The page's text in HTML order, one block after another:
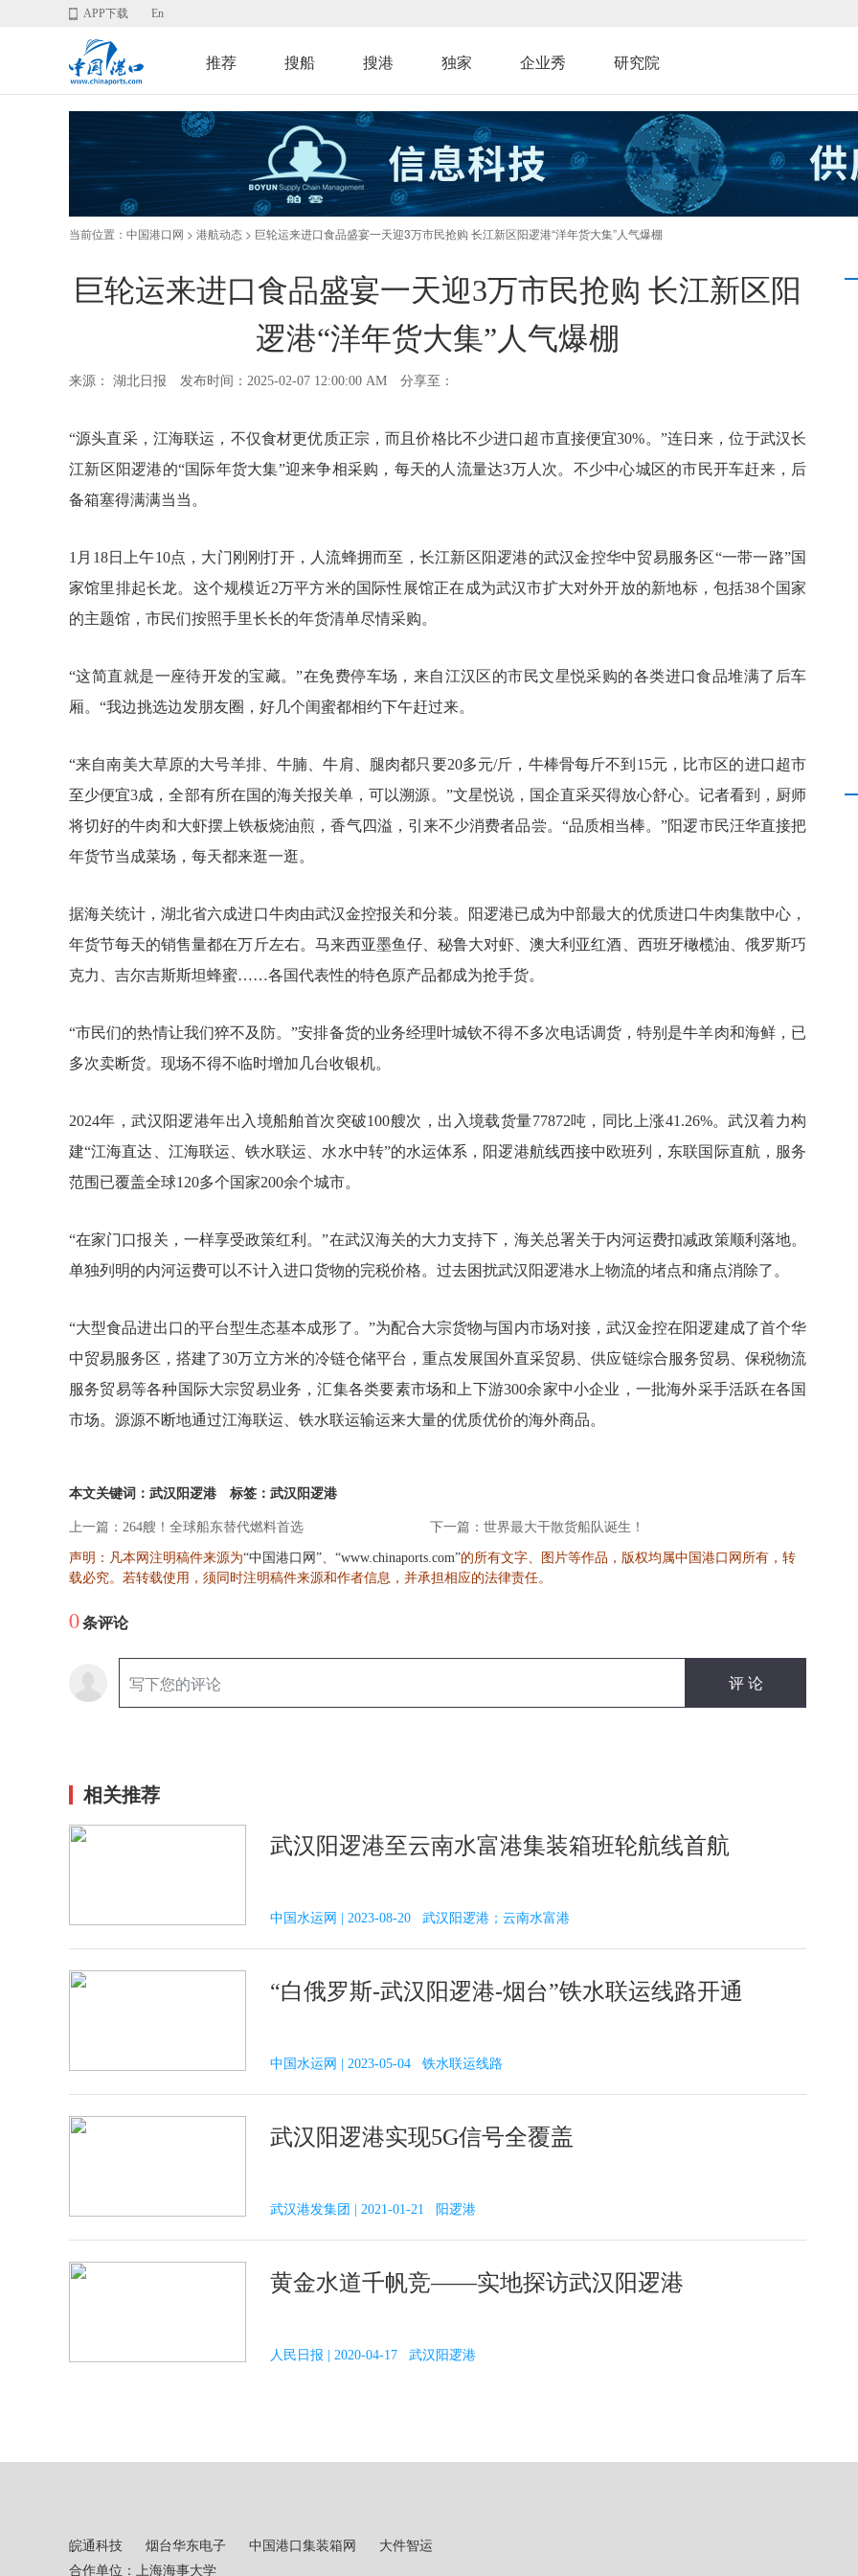
APP下载 En
推荐 搜船 搜港 独家 企业秀 研究院
当前位置： 中国港口网 > 港航动态 > 巨轮运来进口食品盛宴一天迎3万市民抢购 长江新区阳逻港“洋年货大集”人气爆棚
巨轮运来进口食品盛宴一天迎3万市民抢购 长江新区阳
逻港“洋年货大集”人气爆棚
来源： 湖北日报 发布时间：2025-02-07 12:00:00 AM 分享至：
“源头直采，江海联运，不仅食材更优质正宗，而且价格比不少进口超市直接便宜30%。”连日来，位于武汉长
江新区阳逻港的“国际年货大集”迎来争相采购，每天的人流量达3万人次。不少中心城区的市民开车赶来，后
备箱塞得满满当当。
1月18日上午10点，大门刚刚打开，人流蜂拥而至，长江新区阳逻港的武汉金控华中贸易服务区“一带一路”国
家馆里排起长龙。这个规模近2万平方米的国际性展馆正在成为武汉市扩大对外开放的新地标，包括38个国家
的主题馆，市民们按照手里长长的年货清单尽情采购。
“这简直就是一座待开发的宝藏。”在免费停车场，来自江汉区的市民文星悦采购的各类进口食品堆满了后车
厢。“我边挑选边发朋友圈，好几个闺蜜都相约下午赶过来。
“来自南美大草原的大号羊排、牛腩、牛肩、腿肉都只要20多元/斤，牛棒骨每斤不到15元，比市区的进口超市
至少便宜3成，全部有所在国的海关报关单，可以溯源。”文星悦说，国企直采买得放心舒心。记者看到，厨师
将切好的牛肉和大虾摆上铁板烧油煎，香气四溢，引来不少消费者品尝。“品质相当棒。”阳逻市民汪华直接把
年货节当成菜场，每天都来逛一逛。
据海关统计，湖北省六成进口牛肉由武汉金控报关和分装。阳逻港已成为中部最大的优质进口牛肉集散中心，
年货节每天的销售量都在万斤左右。马来西亚墨鱼仔、秘鲁大对虾、澳大利亚红酒、西班牙橄榄油、俄罗斯巧
克力、吉尔吉斯斯坦蜂蜜……各国代表性的特色原产品都成为抢手货。
“市民们的热情让我们猝不及防。”安排备货的业务经理叶城钦不得不多次电话调货，特别是牛羊肉和海鲜，已
多次卖断货。现场不得不临时增加几台收银机。
2024年，武汉阳逻港年出入境船舶首次突破100艘次，出入境载货量77872吨，同比上涨41.26%。武汉着力构
建“江海直达、江海联运、铁水联运、水水中转”的水运体系，阳逻港航线西接中欧班列，东联国际直航，服务
范围已覆盖全球120多个国家200余个城市。
“在家门口报关，一样享受政策红利。”在武汉海关的大力支持下，海关总署关于内河运费扣减政策顺利落地。
单独列明的内河运费可以不计入进口货物的完税价格。过去困扰武汉阳逻港水上物流的堵点和痛点消除了。
“大型食品进出口的平台型生态基本成形了。”为配合大宗货物与国内市场对接，武汉金控在阳逻建成了首个华
中贸易服务区，搭建了30万立方米的冷链仓储平台，重点发展国外直采贸易、供应链综合服务贸易、保税物流
服务贸易等各种国际大宗贸易业务，汇集各类要素市场和上下游300余家中小企业，一批海外采手活跃在各国
市场。源源不断地通过江海联运、铁水联运输运来大量的优质优价的海外商品。
本文关键词：武汉阳逻港 标签：武汉阳逻港
上一篇：264艘！全球船东替代燃料首选 下一篇：世界最大干散货船队诞生！
声明：凡本网注明稿件来源为“中国港口网”、 “www.chinaports.com”的所有文字、图片等作品，版权均属中国港口网所有，转
载必究。若转载使用，须同时注明稿件来源和作者信息，并承担相应的法律责任。
0条评论
相关推荐
武汉阳逻港至云南水富港集装箱班轮航线首航
中国水运网 | 2023-08-20 武汉阳逻港；云南水富港
“白俄罗斯-武汉阳逻港-烟台”铁水联运线路开通
中国水运网 | 2023-05-04 铁水联运线路
武汉阳逻港实现5G信号全覆盖
武汉港发集团 | 2021-01-21 阳逻港
黄金水道千帆竞——实地探访武汉阳逻港
人民日报 | 2020-04-17 武汉阳逻港
皖通科技 烟台华东电子 中国港口集装箱网
大件智运
合作单位：上海海事大学